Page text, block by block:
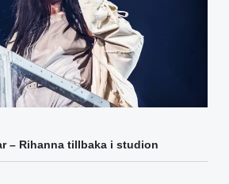
– Rihanna tillbaka i studion